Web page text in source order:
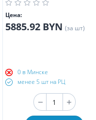
Цена:
5885.92 BYN (за шт)
0 в Минске
менее 5 шт на РЦ